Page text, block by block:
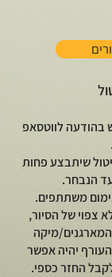
בהודעה לווטסאפ
שיתבצע פחות
הנבחר.
משתתפים.
צפוי של הסיור,
מיקה
יהיה אפשר
החזר כספי.